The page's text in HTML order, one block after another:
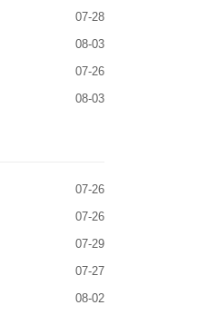
07-28
08-03
07-26
08-03
07-26
07-26
07-29
07-27
08-02